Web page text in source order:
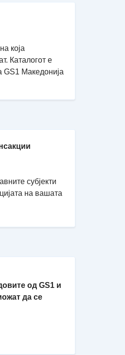
која
Каталогот е
GS1 Македонија
субјекти
на вашата
од GS1 и
да се